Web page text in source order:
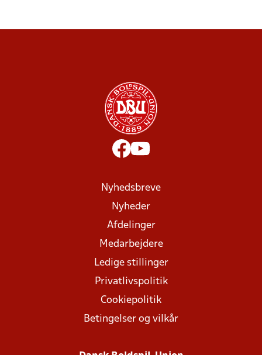
Nyhedsbreve
Nyheder
Afdelinger
Medarbejdere
Ledige stillinger
Privatlivspolitik
Cookiepolitik
Betingelser og vilkår